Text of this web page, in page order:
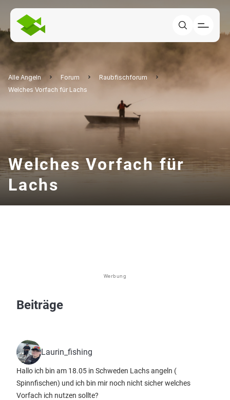
Alle Angeln Forum
Raubfischforum
Welches Vorfach für Lachs
Welches Vorfach für
Lachs
Werbung
Beiträge
Laurin_fishing
Hallo ich bin am 18.05 in Schweden Lachs angeln (
Spinnfischen) und ich bin mir noch nicht sicher welches
Vorfach ich nutzen sollte?